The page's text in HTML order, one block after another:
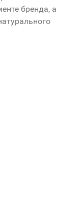
бренда, а